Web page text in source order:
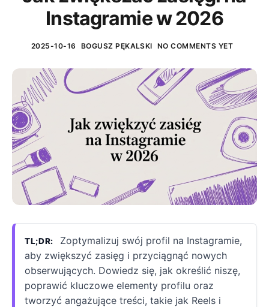
Platforma do kursów online
Bazy wiedzy
Buduj i sprzedawaj bazy wiedzy
Integracje
Płatne newslettery
Newsletter w subskrypcji
Własna domena
Kursy online
Platforma do kursów online
Bazy wiedzy
Buduj i sprzedawaj bazy wiedzy
Integracje
Zintegruj ulubione narzędzia
Instagramie w 2026
2025-10-16 BOGUSZ PĘKALSKI NO COMMENTS YET
TL;DR:
Zoptymalizuj swój profil na Instagramie,
aby zwiększyć zasięg i przyciągnąć nowych
obserwujących. Dowiedz się, jak określić niszę,
poprawić kluczowe elementy profilu oraz
tworzyć angażujące treści, takie jak Reels i